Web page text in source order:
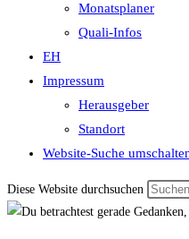
Monatsplaner
Quali-Infos
EH
Impressum
Herausgeber
Standort
Website-Suche
Diese Website durchsuchen